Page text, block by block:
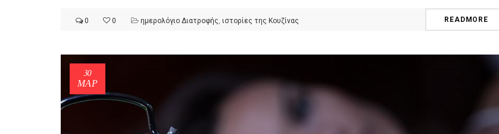
0 0 ημερολόγιο Διατροφής, ιστορίες της Κουζίνας READMORE
30
ΜΑΡ